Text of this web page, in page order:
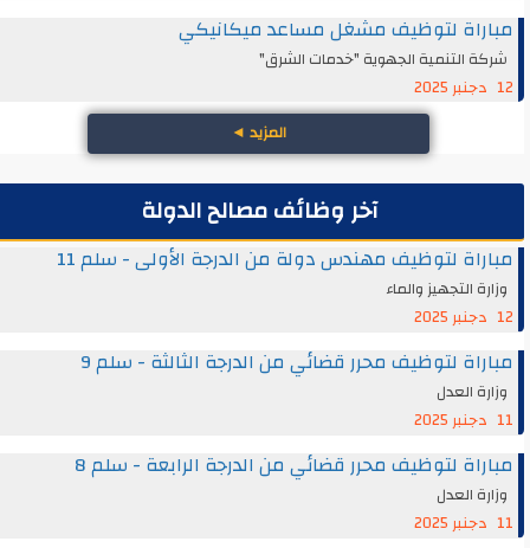
مباراة لتوظيف مشغل مساعد ميكانيكي
شركة التنمية الجهوية "خدمات الشرق"
12 دجنبر 2025
المزيد◄
آخر وظائف مصالح الدولة
مباراة لتوظيف مهندس دولة من الدرجة الأولى - سلم 11
وزارة التجهيز والماء
12 دجنبر 2025
مباراة لتوظيف محرر قضائي من الدرجة الثالثة - سلم 9
وزارة العدل
11 دجنبر 2025
مباراة لتوظيف محرر قضائي من الدرجة الرابعة - سلم 8
وزارة العدل
11 دجنبر 2025